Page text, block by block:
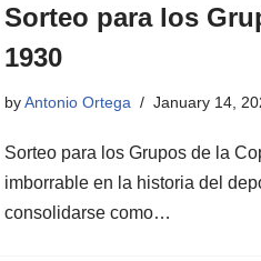
Sorteo para los
1930
byAntonio Ortega January 14,
Sorteo para los Grupos de la
imborrable en la historia del
consolidarse como…